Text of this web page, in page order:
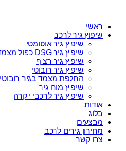
ראשי
שיפוץ גיר לרכב
שיפוץ גיר אוטומטי
שיפוץ גיר DSG כפול מצמדים
שיפוץ גיר רציף
שיפוץ גיר רובוטי
החלפת מצמד בגיר רובוטי
שיפוץ מוח גיר
שיפוץ גיר לרכבי יוקרה
אודות
בלוג
מבצעים
מחירון גירים לרכב
צרו קשר